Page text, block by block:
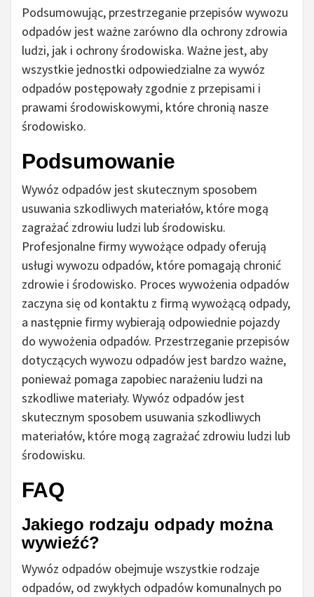
Podsumowując, przestrzeganie przepisów wywozu
odpadów jest ważne zarówno dla ochrony zdrowia
ludzi, jak i ochrony środowiska. Ważne jest, aby
wszystkie jednostki odpowiedzialne za wywóz
odpadów postępowały zgodnie z przepisami i
prawami środowiskowymi, które chronią nasze
środowisko.
Podsumowanie
Wywóz odpadów jest skutecznym sposobem
usuwania szkodliwych materiałów, które mogą
zagrażać zdrowiu ludzi lub środowisku.
Profesjonalne firmy wywożące odpady oferują
usługi wywozu odpadów, które pomagają chronić
zdrowie i środowisko. Proces wywożenia odpadów
zaczyna się od kontaktu z firmą wywożącą odpady,
a następnie firmy wybierają odpowiednie pojazdy
do wywożenia odpadów. Przestrzeganie przepisów
dotyczących wywozu odpadów jest bardzo ważne,
ponieważ pomaga zapobiec narażeniu ludzi na
szkodliwe materiały. Wywóz odpadów jest
skutecznym sposobem usuwania szkodliwych
materiałów, które mogą zagrażać zdrowiu ludzi lub
środowisku.
FAQ
Jakiego rodzaju odpady można
wywieźć?
Wywóz odpadów obejmuje wszystkie rodzaje
odpadów, od zwykłych odpadów komunalnych po